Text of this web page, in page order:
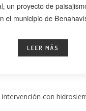
un proyecto de
el municipio de
LEER MÁS